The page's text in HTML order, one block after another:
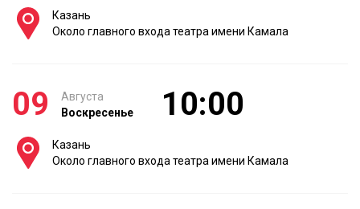
Казань
Около главного входа театра имени Камала
09
Августа
Воскресенье
10:00
Казань
Около главного входа театра имени Камала